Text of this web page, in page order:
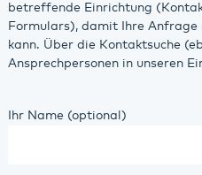
betreffende Einrichtung
Formulars), damit Ihre
kann. Über die Kontaktsuche
Ansprechpersonen in unseren
Ihr Name (optional)